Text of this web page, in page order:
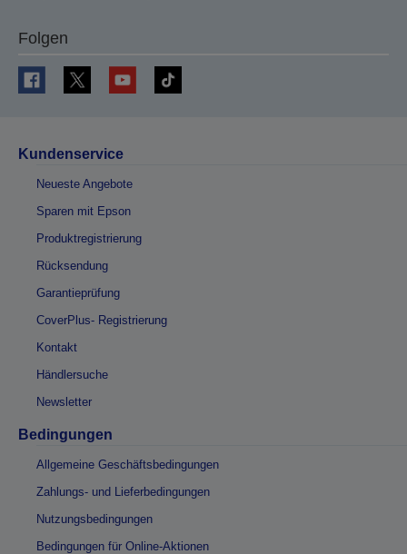
Folgen
Kundenservice
Neueste Angebote
Sparen mit Epson
Produktregistrierung
Rücksendung
Garantieprüfung
CoverPlus- Registrierung
Kontakt
Händlersuche
Newsletter
Bedingungen
Allgemeine Geschäftsbedingungen
Zahlungs- und Lieferbedingungen
Nutzungsbedingungen
Bedingungen für Online-Aktionen